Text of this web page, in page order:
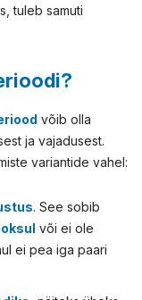
tuleb samuti
võib olla
ja vajadusest.
variantide vahel:
. See sobib
või ei ole
ei pea iga paari